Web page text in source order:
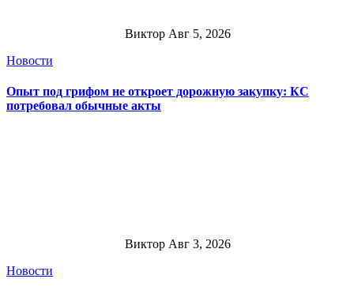
Виктор Авг 5, 2026
Новости
Опыт под грифом не откроет дорожную закупку: КС
потребовал обычные акты
Виктор Авг 3, 2026
Новости